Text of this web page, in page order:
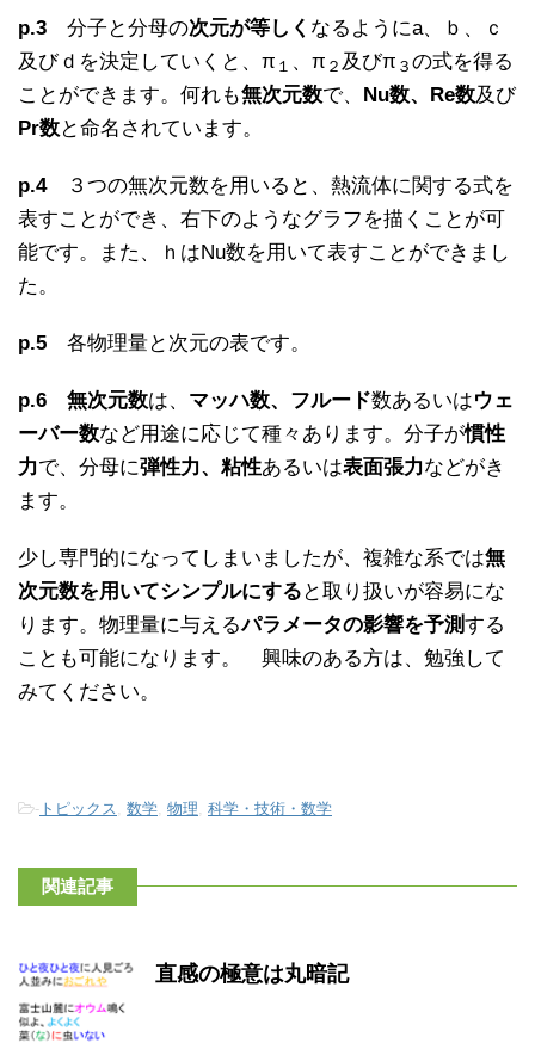
p.3 分子と分母の次元が等しく なるようにa、ｂ、ｃ
及びｄを決定していくと、π １ 、π ２ 及びπ ３ の式を得る
ことができます。何れも無次元数で、 Nu数、Re数及び
Pr数と命名されています。
p.4３つの無次元数を用いると、熱流体に関する式を
表すことができ、右下のようなグラフを描くことが可
能です。また、ｈはNu数を用いて表すことができまし
た。
p.5 各物理量と次元の表です。
p.6 無次元数は、 マッハ数、フルード数あるいはウェ
ーバー数など用途に応じて種々あります。分子が慣性
力で、分母に弾性力、粘性あるいは表面張力などがき
ます。
少し専門的になってしまいましたが、複雑な系では無
次元数を用いてシンプルにする と取り扱いが容易にな
ります。物理量に与えるパラメータの影響を予測する
ことも可能になります。 興味のある方は、勉強して
みてください。
- トピックス 数学 物理 科学・技術・数学
関連記事
直感の極意は丸暗記